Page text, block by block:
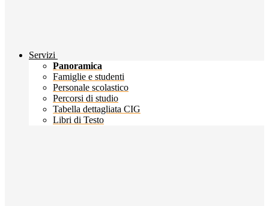
Servizi
Panoramica
Famiglie e studenti
Personale scolastico
Percorsi di studio
Tabella dettagliata CIG
Libri di Testo